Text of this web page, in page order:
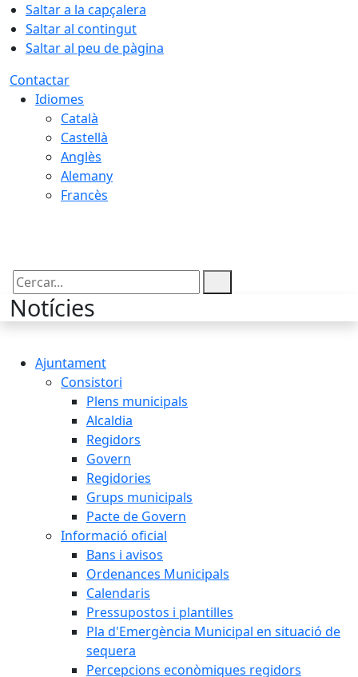
Saltar a la capçalera
Saltar al contingut
Saltar al peu de pàgina
Contactar
Idiomes
Català
Castellà
Anglès
Alemany
Francès
Cercar:
Notícies
Ajuntament
Consistori
Plens municipals
Alcaldia
Regidors
Govern
Regidories
Grups municipals
Pacte de Govern
Informació oficial
Bans i avisos
Ordenances Municipals
Calendaris
Pressupostos i plantilles
Pla d'Emergència Municipal en situació de
sequera
Percepcions econòmiques regidors